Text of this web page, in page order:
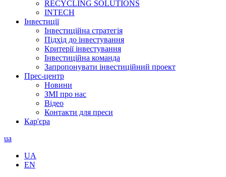
RECYCLING SOLUTIONS
INTECH
Інвестиції
Інвестиційна стратегія
Підхід до інвестування
Критерії інвестування
Інвестиційна команда
Запропонувати інвестиційний проект
Прес-центр
Новини
ЗМІ про нас
Відео
Контакти для преси
Кар'єра
ua
UA
EN